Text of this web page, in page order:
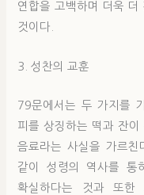
연합을 고백하며 더욱 더
것이다.
3. 성찬의 교훈
79문에서는 두 가지를
피를 상징하는 떡과 잔
음료라는 사실을 가르
같이 성령의 역사를 통
확실하다는 것과 또한